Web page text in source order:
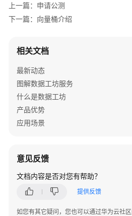
绍
入
用
户
指
南
限
管
理
子
上一篇：申请公测
下一篇：向量桶介绍
相关文档
最新动态
图解数据工坊服务
什么是数据工坊
产品优势
应用场景
意见反馈
文档内容是否对您有帮助？
提供反馈
如您有其它疑问，您也可以通过华为云社